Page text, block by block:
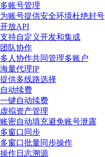
多账号管理
为账号提供安全环境杜绝封号
开放API
支持自定义开发和集成
团队协作
多人协作共同管理多账户
海量代理IP
提供多线路选择
自动续费
一键自动续费
虚拟资产管理
账密自动填充避免账号泄露
多窗口同步
多窗口批量同步操作
操作日志溯源